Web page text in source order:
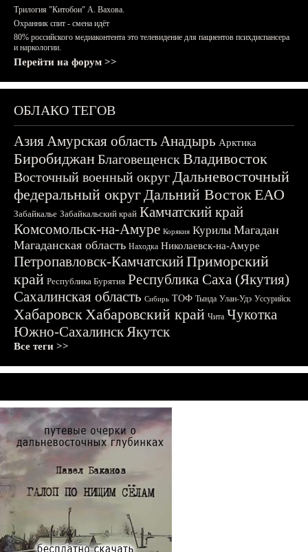
Трилогия "Китобои" А. Вахова.
Охранник спит - смена идёт
80% российского медиаконтента это телевидение для пациентов психдиспансера
и наркологии.
Перейти на форум >>
ОБЛАКО ТЕГОВ
АзияАмурская область Анадырь Арктика
БиробиджанБлаговещенскВладивосток
Восточный военный округДальневосточный
федеральный округДальний ВостокЕАО
Забайкалье Забайкальский край Камчатский край
Комсомольск-на-Амуре Корякия Курилы Магадан
Магаданская область Находка Николаевск-на-Амуре
Петропавловск-КамчатскийПриморский
край Республика Бурятия Республика Саха (Якутия)
Сахалинская область Сибирь ТОФ Тында Улан-Удэ Уссурийск
ХабаровскХабаровский край Чита Чукотка
Южно-СахалинскЯкутск
Все теги >>